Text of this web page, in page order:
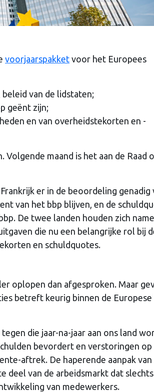
voorjaarspakket voor het Europees
van de lidstaten;
geënt zijn;
en van overheidstekorten en -
maand is het aan de Raad
er in de beoordeling genadig
van het bbp blijven, en de
De twee landen houden zich
die nu een belangrijke rol bij
en schuldquotes.
oplopen dan afgesproken. Maar
betreft keurig binnen de Europese
tegen die jaar-na-jaar aan ons land
bevordert en verstoringen op
aftrek. De haperende aanpak van
deel van de arbeidsmarkt dat slechts
van medewerkers.